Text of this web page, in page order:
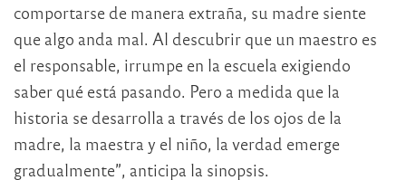
comportarse de manera extraña, su madre siente
que algo anda mal. Al descubrir que un maestro es
el responsable, irrumpe en la escuela exigiendo
saber qué está pasando. Pero a medida que la
historia se desarrolla a través de los ojos de la
madre, la maestra y el niño, la verdad emerge
gradualmente”, anticipa la sinopsis.